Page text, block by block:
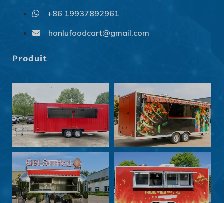
+86 19937892961
honlufoodcart@gmail.com
Produit
Dansk
Hrvatski
Српски језик
Norsk nynorsk
Maori
Eesti
Български
Slovenčina